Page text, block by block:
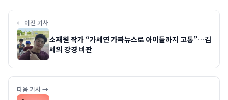
← 이전 기사
소재원 작가 “가세연 가짜뉴스로 아이들까지 고통”…김
세의 강경 비판
다음 기사 →